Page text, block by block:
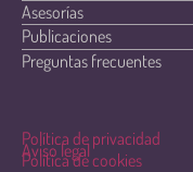
Asesorías
Publicaciones
Preguntas frecuentes
Política de privacidad
Aviso legal
Política de cookies